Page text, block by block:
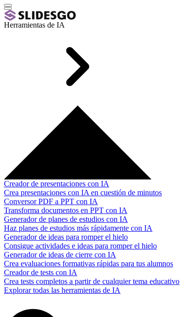
Herramientas de IA
Creador de presentaciones con IA
Crea presentaciones con IA en cuestión de minutos
Conversor PDF a PPT con IA
Transforma documentos en PPT con IA
Generador de planes de estudios con IA
Haz planes de estudios más rápidamente con IA
Generador de ideas para romper el hielo
Consigue actividades e ideas para romper el hielo
Generador de ideas de cierre con IA
Crea evaluaciones formativas rápidas para tus alumnos
Creador de tests con IA
Crea tests completos a partir de cualquier tema educativo
Explorar todas las herramientas de IA